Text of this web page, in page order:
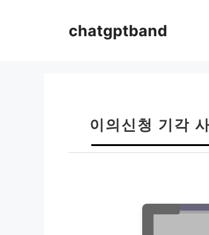
chatgptband
이의신청 기각